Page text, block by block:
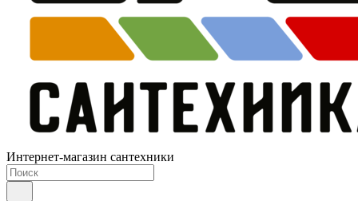
Интернет-магазин сантехники